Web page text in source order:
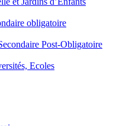
obligatoire
Post-Obligatoire
Ecoles